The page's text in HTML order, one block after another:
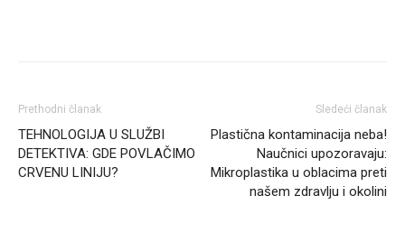
Prethodni članak
TEHNOLOGIJA U SLUŽBI
DETEKTIVA: GDE POVLAČIMO
CRVENU LINIJU?
Sledeći članak
Plastična kontaminacija neba!
Naučnici upozoravaju:
Mikroplastika u oblacima preti
našem zdravlju i okolini